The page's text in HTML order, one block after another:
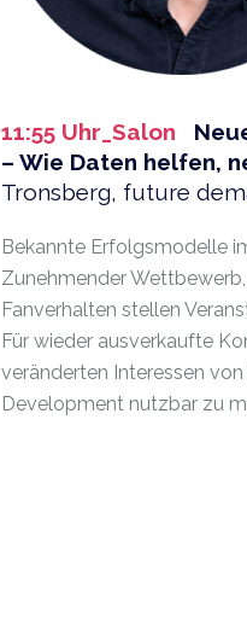
11:55 Uhr_Salon
– Wie Daten helfen,
Tronsberg, future
Bekannte Erfolgsmodelle
Zunehmender
Fanverhalten stellen
Für wieder ausverkaufte
veränderten Interessen
Development nutzbar zu